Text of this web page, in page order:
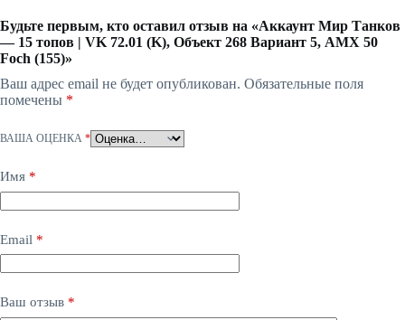
Будьте первым, кто оставил отзыв на «Аккаунт Мир Танков
— 15 топов | VK 72.01 (K), Объект 268 Вариант 5, AMX 50
Foch (155)»
Ваш адрес email не будет опубликован. Обязательные поля
помечены *
ВАША ОЦЕНКА *
Имя *
Email *
Ваш отзыв *